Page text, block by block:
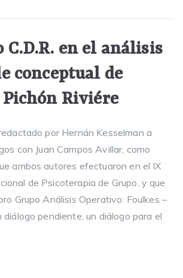
C.D.R. en el análisis
conceptual de
Riviére
por Hernán Kesselman a
con Juan Campos Avillar, como
ambos autores efectuaron en el IX
de Psicoterapia de Grupo, y que
Grupo Análisis Operativo: Foulkes –
diálogo pendiente, un diálogo para el